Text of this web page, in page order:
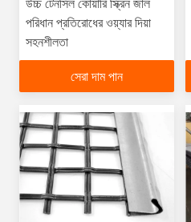
উচ্চ টেনসিল কোয়ারি স্ক্রিন জাল
পরিধান প্রতিরোধের ওয়্যার দিয়া
সহনশীলতা
সেরা দাম পান